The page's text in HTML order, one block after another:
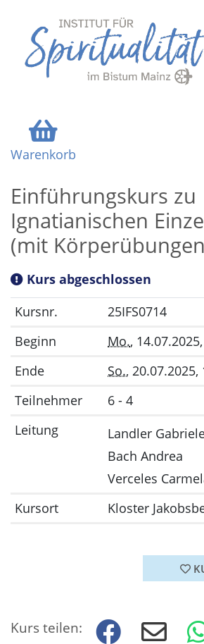
Warenkorb
Einführungskurs zu
Ignatianischen
(mit
Kurs abgeschlossen
Kursnr.
25IFS0714
Beginn
Mo.,
Ende
So.,
Teilnehmer
6 - 4
Leitung
Landler
Bach Andrea
Verceles
Kursort
Kloster
Kurs teilen: